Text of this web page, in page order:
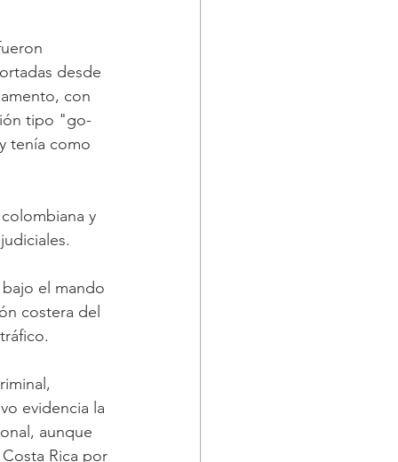
desde
con
tipo "go-
tenía como
y
el mando
costera del
evidencia la
aunque
Rica por